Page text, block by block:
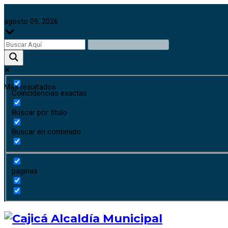
agosto 09, 2026
Más resultados
Coincidencias exactas
Buscar por título
Buscar en contenido
paginas